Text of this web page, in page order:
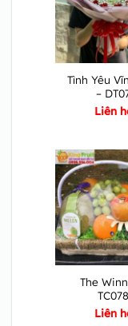
Tình Yêu
–
Liên
The
TC078
Liên